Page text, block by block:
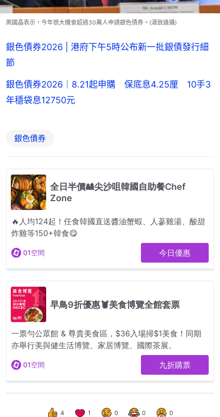
周國晶表示，今年很大機會超過30萬人申請銀色債券。(湯致遠攝)
銀色債券2026 | 港府下午5時公布新一批銀債發行細
節
銀色債券2026｜8.21起申購 保底息4.25厘 10手3
年穩袋息12750元
銀色債券
4 1 0 0 0